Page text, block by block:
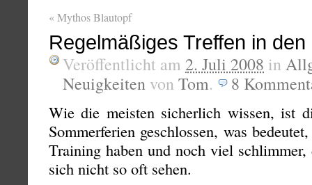
«Mythos Blautopf
Regelmäßiges Treffen in den
Veröffentlicht am 2. Juli 2008 in
Neuigkeiten von Tom. 8
Wie die meisten sicherlich wissen, ist
Sommerferien geschlossen, was
Training haben und noch viel
sich nicht so oft sehen.